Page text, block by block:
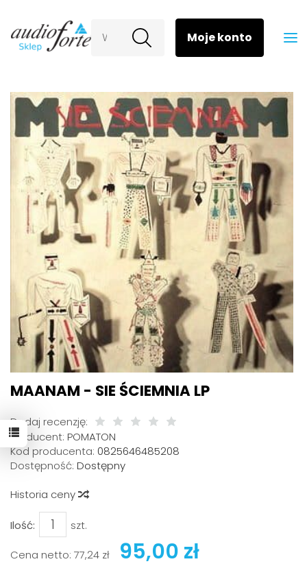
Wyszukaj
MAANAM - SIE ŚCIEMNIA LP
Dodaj recenzję:
Producent: POMATON
Kod producenta: 0825646485208
Dostępność: Dostępny
Historia ceny
Ilość: szt.
Cena netto: 77,24 zł 95,00 zł